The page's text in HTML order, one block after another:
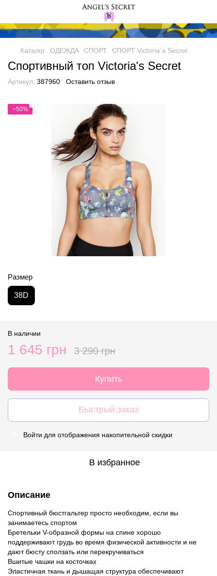
Каталог ОДЕЖДА СПОРТ СПОРТ Victoria`s Secret
Спортивный топ Victoria's Secret
Артикул: 387960 Оставить отзыв
−50%
Размер
38D
В наличии
1 645 грн 3 290 грн
Купить
Быстрый заказ
Войти для отображения накопительной скидки
В избранное
Описание
Спортивный бюстгальтер просто необходим, если вы
занимаетесь спортом
Бретельки V-образной формы на спине хорошо
поддерживают грудь во время физической активности и не
дают бюсту сползать или перекручиваться
Вшитые чашки на косточках
Эластичная ткань и дышащая структура обеспечивают